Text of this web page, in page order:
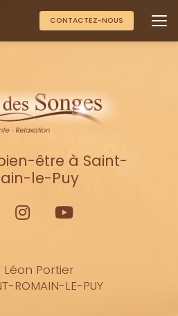
CONTACTEZ-NOUS
être à Saint-
le-Puy
Léon Portier
ROMAIN-LE-PUY